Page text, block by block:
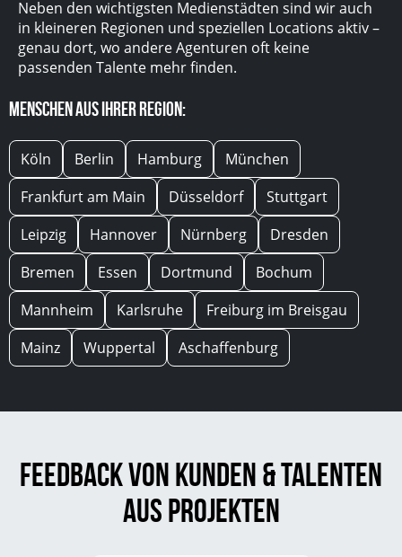
Neben den wichtigsten Medienstädten sind wir auch
in kleineren Regionen und speziellen Locations aktiv –
genau dort, wo andere Agenturen oft keine
passenden Talente mehr finden.
Menschen aus Ihrer Region:
Köln Berlin Hamburg
München
Frankfurt am Main
Düsseldorf
Stuttgart
Leipzig
Hannover Nürnberg
Dresden
Bremen
Essen Dortmund
Bochum
Mannheim
Karlsruhe
Freiburg im Breisgau
Mainz
Wuppertal Aschaffenburg
Feedback von Kunden & Talenten
aus Projekten